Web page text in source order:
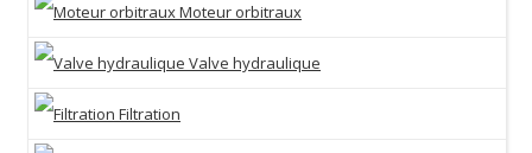
Moteur orbitraux
Valve hydraulique
Filtration